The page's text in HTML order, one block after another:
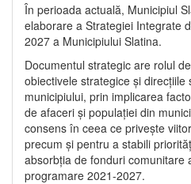
În perioada actuală, Municipiul
elaborare a Strategiei Integrate
2027 a Municipiului Slatina.
Documentul strategic are rolul
obiectivele strategice și
municipiului, prin implicarea
de afaceri și populației din
consens în ceea ce privește
precum și pentru a stabili
absorbția de fonduri comunitare
programare 2021-2027.